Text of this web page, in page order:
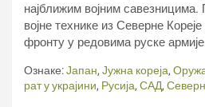
најближим војним савезницима.
војне технике из Северне
фронту у редовима руске
Ознаке:Јапан, Јужна кореја,
рат у украјини, Русија, САД,